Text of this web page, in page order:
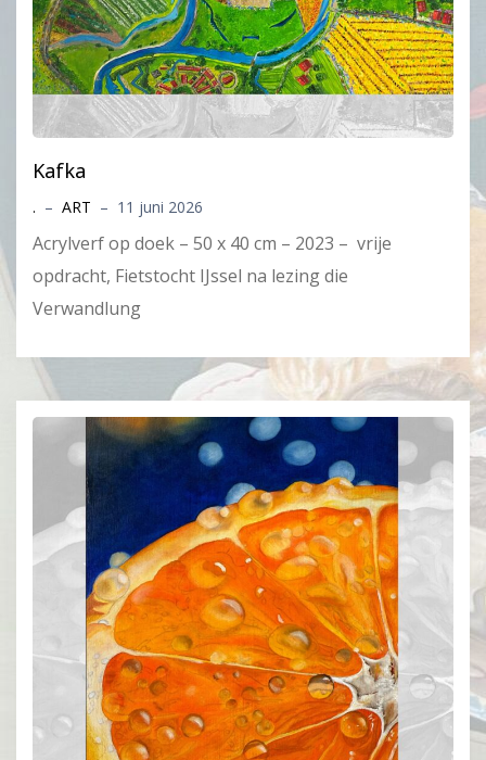
Kafka
. – ART – 11 juni 2026
Acrylverf op doek – 50 x 40 cm – 2023 – vrije
opdracht, Fietstocht IJssel na lezing die
Verwandlung